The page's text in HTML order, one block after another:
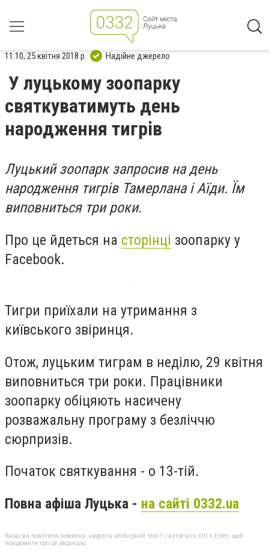
11:10, 25 квітня 2018 р. Надійне джерело
У луцькому зоопарку
святкуватимуть день
народження тигрів
Луцький зоопарк запросив на день
народження тигрів Тамерлана і Аїди. Їм
виповниться три роки.
Про це йдеться на сторінці зоопарку у
Facebook.
Тигри приїхали на утримання з
київського звіринця.
Отож, луцьким тиграм в неділю, 29 квітня
виповниться три роки. Працівники
зоопарку обіцяють насичену
розважальну програму з безліччю
сюрпризів.
Початок святкування - о 13-тій.
Повна афіша Луцька - на сайті 0332.ua
Якщо ви помітили помилку, виділіть необхідний текст і натисніть Ctrl + Enter, щоб
повідомити про це редакцію